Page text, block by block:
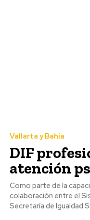
Vallarta y Bahía
DIF
atención
Como parte de la
colaboración entre el
Secretaría de Igualdad